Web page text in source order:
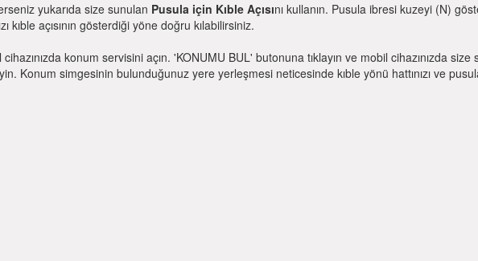
yukarıda size sunulan Pusula için Kıble Açısını kullanın. Pusula ibresi kuzeyi (N)
kıble açısının gösterdiği yöne doğru kılabilirsiniz.
konum servisini açın. 'KONUMU BUL' butonuna tıklayın ve mobil cihazınızda
Konum simgesinin bulunduğunuz yere yerleşmesi neticesinde kıble yönü hattınızı ve